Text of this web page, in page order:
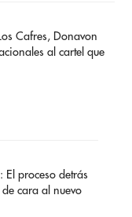
Cafres, Donavon
al cartel que
El proceso detrás
cara al nuevo